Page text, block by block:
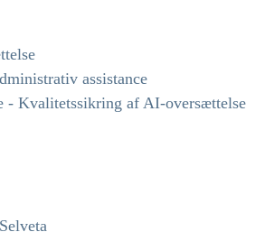
assistance
- Kvalitetssikring af AI-oversættelse